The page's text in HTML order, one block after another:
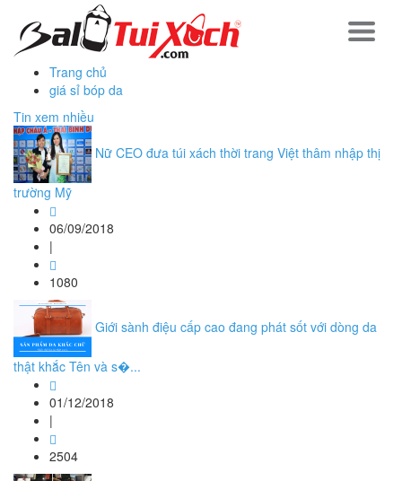
Trang chủ
giá sỉ bóp da
Tin xem nhiều
Nữ CEO đưa túi xách thời trang Việt thâm nhập thị
trường Mỹ
06/09/2018
|
1080
Giới sành điệu cấp cao đang phát sốt với dòng da
thật khắc Tên và s�...
01/12/2018
|
2504